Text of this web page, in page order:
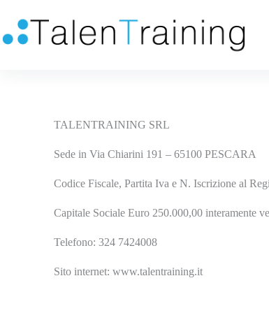
TALENTRAINING SRL
Sede in Via Chiarini 191 – 65100 PESCARA
Codice Fiscale, Partita Iva e N. Iscrizione al
Capitale Sociale Euro 250.000,00 interamente
Telefono: 324 7424008
Sito internet: www.talentraining.it